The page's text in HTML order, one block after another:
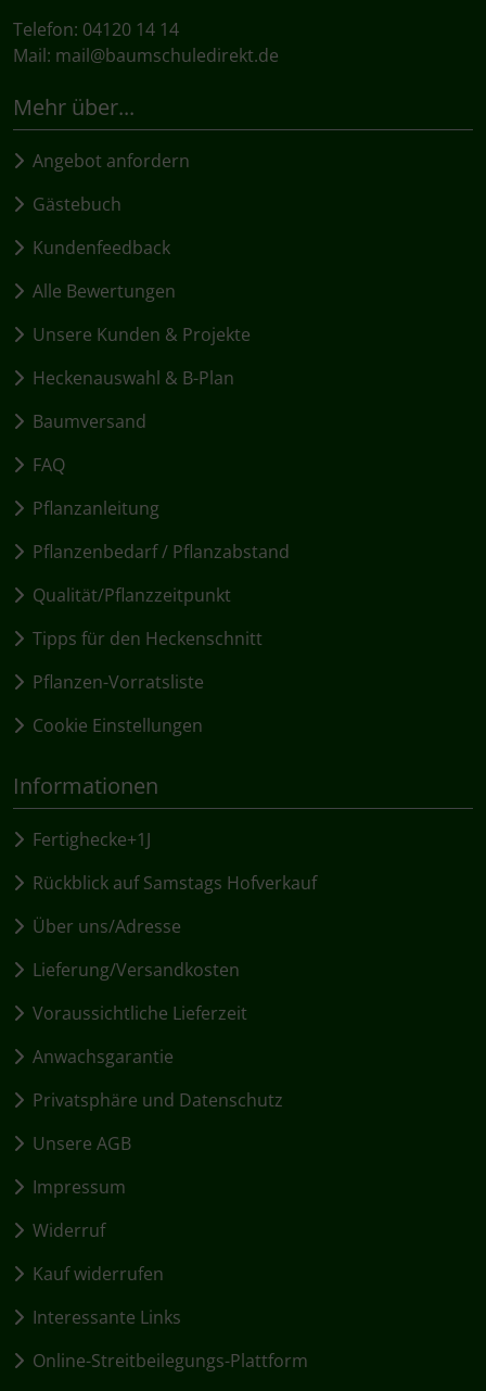
Telefon: 04120 14 14
Mail: mail@baumschuledirekt.de
Mehr über...
Angebot anfordern
Gästebuch
Kundenfeedback
Alle Bewertungen
Unsere Kunden & Projekte
Heckenauswahl & B-Plan
Baumversand
FAQ
Pflanzanleitung
Pflanzenbedarf / Pflanzabstand
Qualität/Pflanzzeitpunkt
Tipps für den Heckenschnitt
Pflanzen-Vorratsliste
Cookie Einstellungen
Informationen
Fertighecke+1J
Rückblick auf Samstags Hofverkauf
Über uns/Adresse
Lieferung/Versandkosten
Voraussichtliche Lieferzeit
Anwachsgarantie
Privatsphäre und Datenschutz
Unsere AGB
Impressum
Widerruf
Kauf widerrufen
Interessante Links
Online-Streitbeilegungs-Plattform